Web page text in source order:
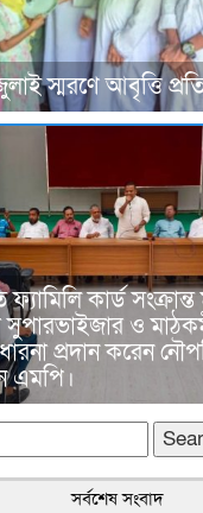
স্মরণে আবৃত্তি
কার্ড সংক্রান্ত
সুপারভাইজার ও
প্রদান করেন
এমপি।
সর্বশেষ সংবাদ